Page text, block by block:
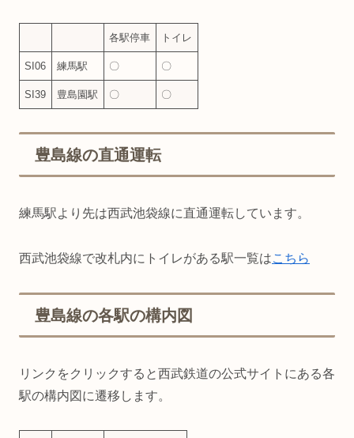
各駅停車 トイレ
SI06 練馬駅 〇 〇
SI39 豊島園駅 〇 〇
豊島線の直通運転
練馬駅より先は西武池袋線に直通運転しています。
西武池袋線で改札内にトイレがある駅一覧はこちら
豊島線の各駅の構内図
リンクをクリックすると西武鉄道の公式サイトにある各
駅の構内図に遷移します。